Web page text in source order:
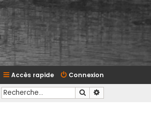
Connexion
Accès rapide
Rechercher